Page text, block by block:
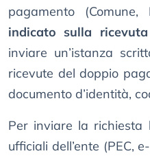
pagamento (Comune,
indicato sulla
inviare un’istanza
ricevute del doppio
documento d’identità,
Per inviare la richiesta
ufficiali dell’ente (PEC,